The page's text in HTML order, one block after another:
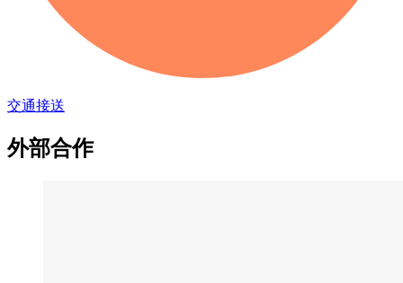
交通接送
外部合作